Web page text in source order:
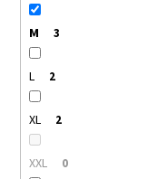
M 3
L 2
XL 2
XXL 0